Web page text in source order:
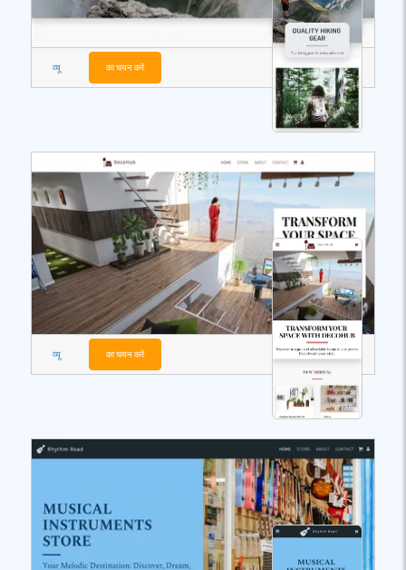
व्यू का चयन करें
व्यू का चयन करें